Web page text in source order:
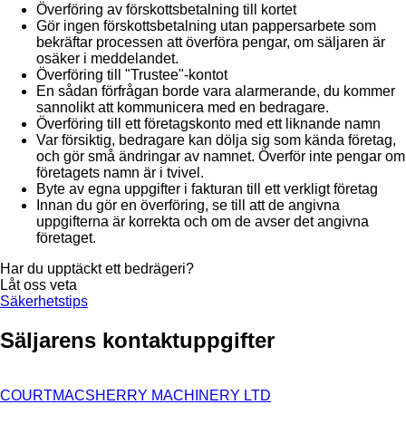
Överföring av förskottsbetalning till kortet
Gör ingen förskottsbetalning utan pappersarbete som
bekräftar processen att överföra pengar, om säljaren är
osäker i meddelandet.
Överföring till "Trustee"-kontot
En sådan förfrågan borde vara alarmerande, du kommer
sannolikt att kommunicera med en bedragare.
Överföring till ett företagskonto med ett liknande namn
Var försiktig, bedragare kan dölja sig som kända företag,
och gör små ändringar av namnet. Överför inte pengar om
företagets namn är i tvivel.
Byte av egna uppgifter i fakturan till ett verkligt företag
Innan du gör en överföring, se till att de angivna
uppgifterna är korrekta och om de avser det angivna
företaget.
Har du upptäckt ett bedrägeri?
Låt oss veta
Säkerhetstips
Säljarens kontaktuppgifter
COURTMACSHERRY MACHINERY LTD